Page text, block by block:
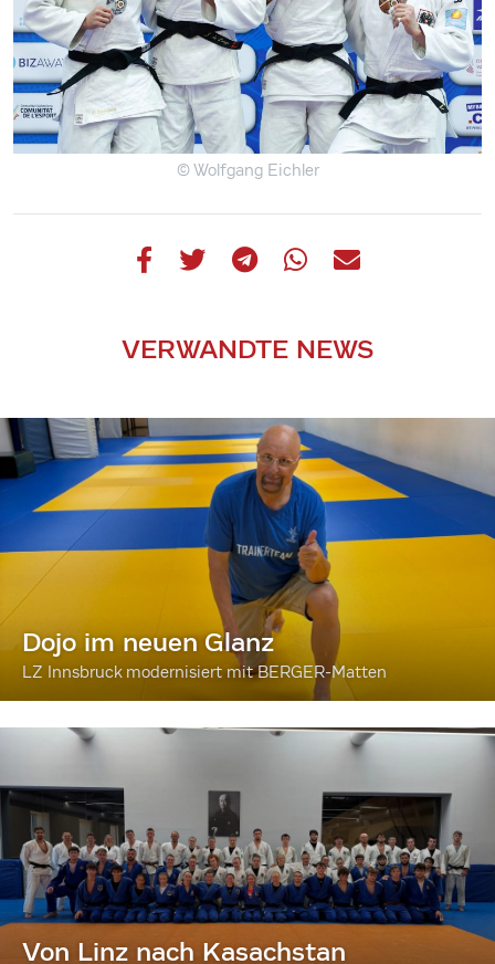
© Wolfgang Eichler
VERWANDTE NEWS
Dojo im neuen Glanz
LZ Innsbruck modernisiert mit BERGER-Matten
Von Linz nach Kasachstan